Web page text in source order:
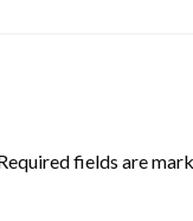
fields are